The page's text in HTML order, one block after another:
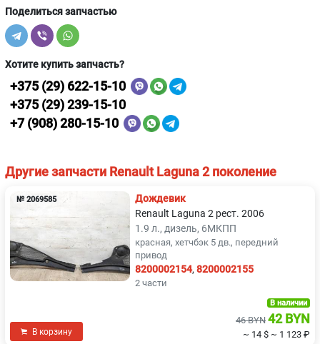
Поделиться запчастью
Хотите купить запчасть?
+375 (29) 622-15-10
+375 (29) 239-15-10
+7 (908) 280-15-10
Другие запчасти Renault Laguna 2 поколение
№ 2069585
Дождевик
Renault Laguna 2 рест. 2006
1.9 л., дизель, 6МКПП
красная, хетчбэк 5 дв., передний
привод
8200002154, 8200002155
2 части
В корзину
В наличии
46 BYN 42 BYN
~ 14 $ ~ 1 123 ₽